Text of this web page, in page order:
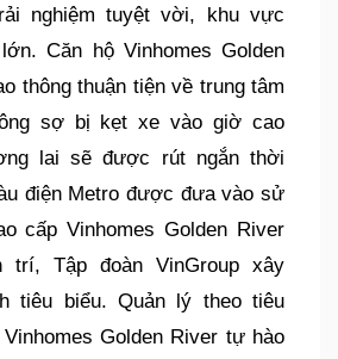
nghiệm tuyệt vời, khu vực
Căn hộ Vinhomes Golden
thông thuận tiện về trung tâm
sợ bị kẹt xe vào giờ cao
lai sẽ được rút ngắn thời
điện Metro được đưa vào sử
cấp Vinhomes Golden River
trí, Tập đoàn VinGroup xây
tiêu biểu. Quản lý theo tiêu
Golden River tự hào